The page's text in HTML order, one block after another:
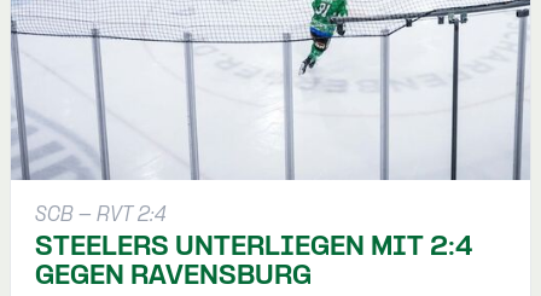
SCB - RVT 2:4
STEELERS UNTERLIEGEN MIT 2:4
GEGEN RAVENSBURG